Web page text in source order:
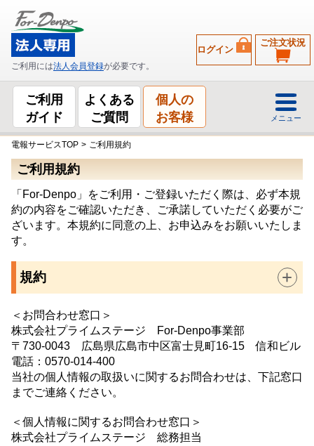
ご利用には法人会員登録が必要です。
ご注文状況
ログイン
ご利用
ガイド
よくある
ご質問
個人の
お客様
メニュー
電報サービスTOP > ご利用規約
ご利用規約
「For-Denpo」をご利用・ご登録いただく際は、必ず本規
約の内容をご確認いただき、ご承諾していただく必要がご
ざいます。本規約に同意の上、お申込みをお願いいたしま
す。
規約
＜お問合わせ窓口＞
株式会社プライムステージ For-Denpo事業部
〒730-0043 広島県広島市中区富士見町16-15 信和ビル
電話：0570-014-400
当社の個人情報の取扱いに関するお問合わせは、下記窓口
までご連絡ください。
＜個人情報に関するお問合わせ窓口＞
株式会社プライムステージ 総務担当